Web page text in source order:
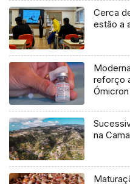
Cerca
estão a
reforço
Ómicron
na